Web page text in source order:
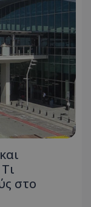
στο